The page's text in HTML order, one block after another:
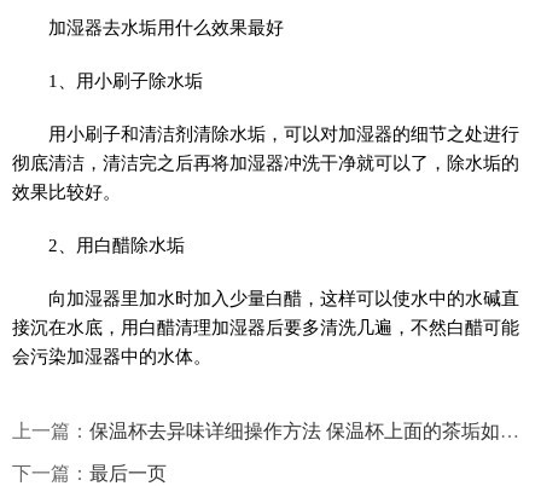
加湿器去水垢用什么效果最好
1、用小刷子除水垢
用小刷子和清洁剂清除水垢，可以对加湿器的细节之处进行
彻底清洁，清洁完之后再将加湿器冲洗干净就可以了，除水垢的
效果比较好。
2、用白醋除水垢
向加湿器里加水时加入少量白醋，这样可以使水中的水碱直
接沉在水底，用白醋清理加湿器后要多清洗几遍，不然白醋可能
会污染加湿器中的水体。
上一篇： 保温杯去异味详细操作方法 保温杯上面的茶垢如何去除？
下一篇： 最后一页